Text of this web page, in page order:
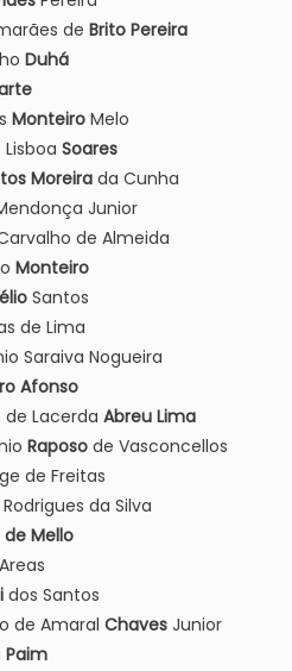
de Brito Pereira
Duhá
Monteiro Melo
Soares
Moreira da Cunha
Junior
de Almeida
Monteiro
Santos
de Lima
Saraiva Nogueira
Afonso
de Lacerda Abreu Lima
Raposo de Vasconcellos
de Freitas
da Silva
de Mello
dos Santos
de Amaral Chaves Junior
Paim